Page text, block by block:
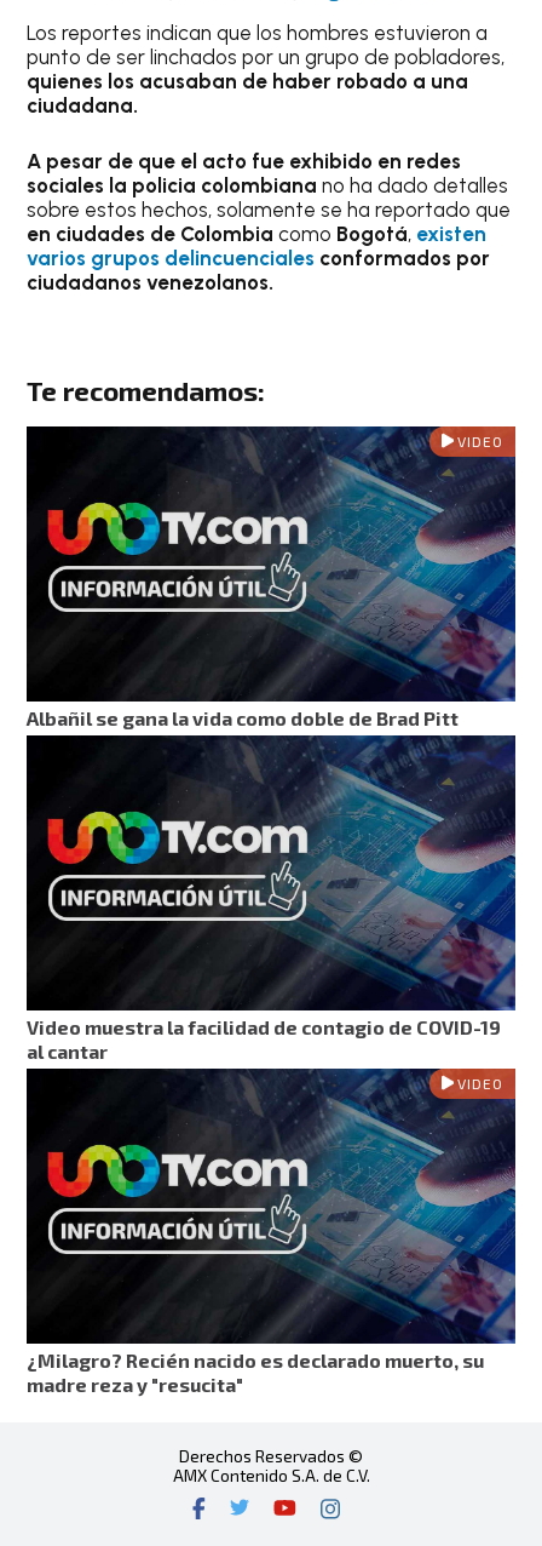
Los reportes indican que los hombres estuvieron a
punto de ser linchados por un grupo de pobladores,
quienes los acusaban de haber robado a una
ciudadana.
A pesar de que el acto fue exhibido en redes
sociales la policia colombiana no ha dado detalles
sobre estos hechos, solamente se ha reportado que
en ciudades de Colombiacomo Bogotá, existen
varios grupos delincuenciales conformados por
ciudadanos venezolanos.
Te recomendamos:
VIDEO
Albañil se gana la vida como doble de Brad Pitt
Video muestra la facilidad de contagio de COVID-19
al cantar
VIDEO
¿Milagro? Recién nacido es declarado muerto, su
madre reza y "resucita"
Derechos Reservados ©
AMX Contenido S.A. de C.V.